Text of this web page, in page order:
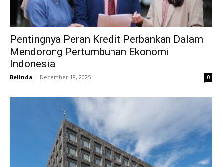
Pentingnya Peran Kredit Perbankan Dalam
Mendorong Pertumbuhan Ekonomi
Indonesia
Belinda - December 18, 2025 0